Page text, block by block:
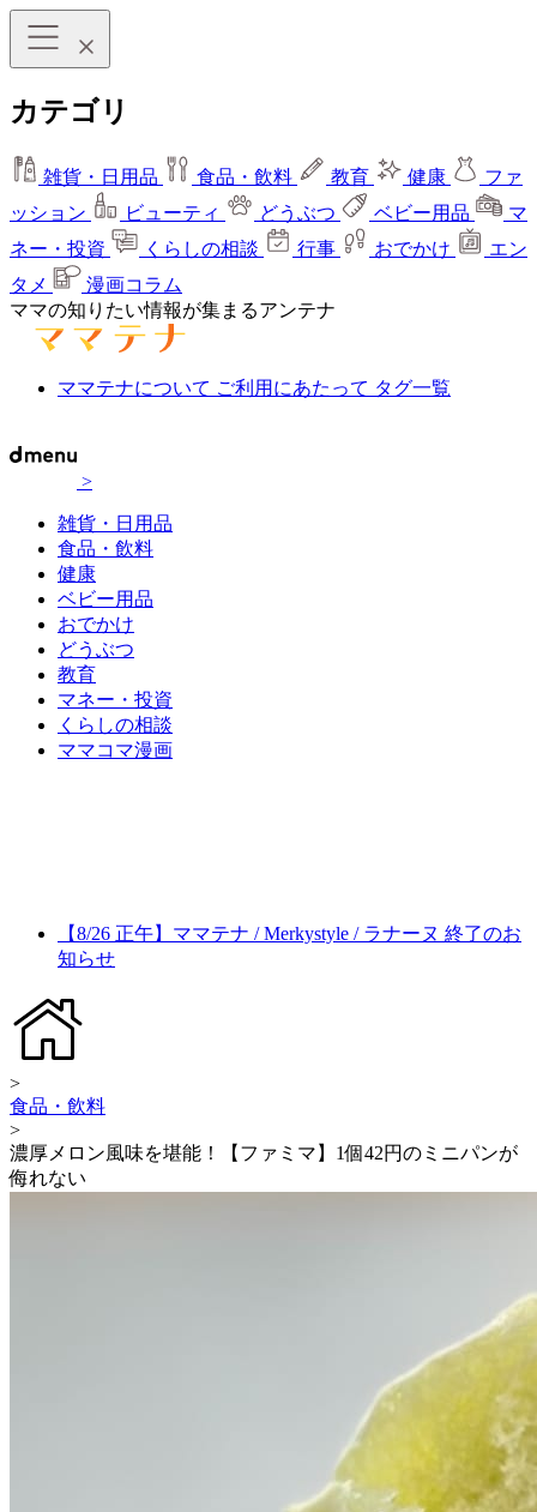
カテゴリ
雑貨・日用品 食品・飲料 教育 健康
ファ
ッション
ビューティ どうぶつ ベビー用品
マ
ネー・投資
くらしの相談 行事 おでかけ
エン
タメ
漫画コラム
ママの知りたい情報が集まるアンテナ
ママテナについて ご利用にあたって タグ一覧
>
雑貨・日用品
食品・飲料
健康
ベビー用品
おでかけ
どうぶつ
教育
マネー・投資
くらしの相談
ママコマ漫画
【8/26 正午】ママテナ / Merkystyle / ラナーヌ 終了のお
知らせ
>
食品・飲料
>
濃厚メロン風味を堪能！【ファミマ】1個42円のミニパンが
侮れない